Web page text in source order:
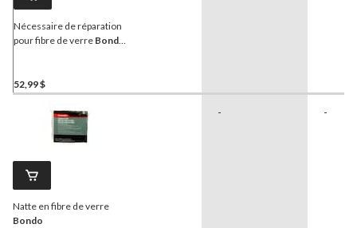
Nécessaire de réparation
pour fibre de verre Bondo
52,99 $
Natte en fibre de verre
Bondo
- -